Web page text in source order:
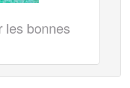
les bonnes